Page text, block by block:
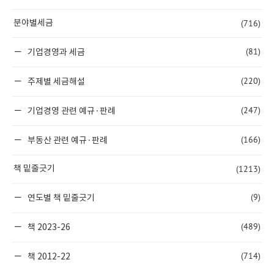
분야별세금 (716)
기업경영과 세금 (81)
주제별 세금해설 (220)
기업경영 관련 예규·판례 (247)
부동산 관련 예규·판례 (166)
책 밑줄긋기 (1213)
연도별 책 밑줄긋기 (9)
책 2023-26 (489)
책 2012-22 (714)